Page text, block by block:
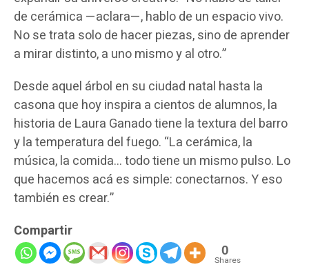
de cerámica —aclara—, hablo de un espacio vivo.
No se trata solo de hacer piezas, sino de aprender
a mirar distinto, a uno mismo y al otro.”
Desde aquel árbol en su ciudad natal hasta la
casona que hoy inspira a cientos de alumnos, la
historia de Laura Ganado tiene la textura del barro
y la temperatura del fuego. “La cerámica, la
música, la comida… todo tiene un mismo pulso. Lo
que hacemos acá es simple: conectarnos. Y eso
también es crear.”
Compartir
0
Shares